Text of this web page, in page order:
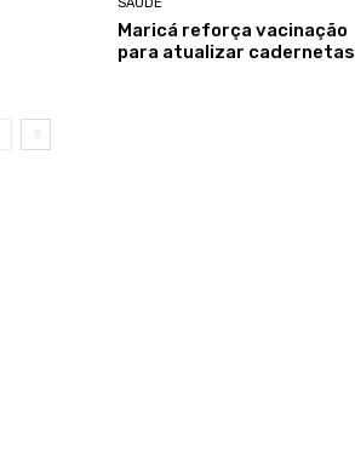
Maricá reforça vacinação
para atualizar cadernetas